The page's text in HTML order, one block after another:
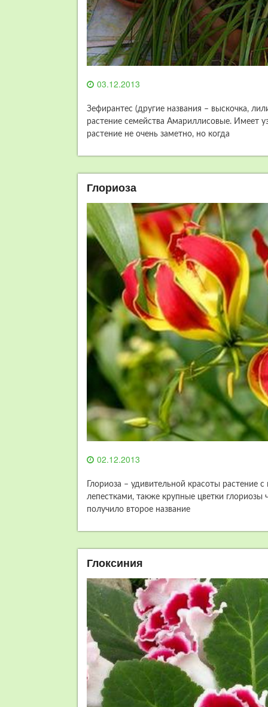
03.12.2013
Зефирантес (другие названия – выскочка,
растение семейства Амариллисовые. Имеет
растение не очень заметно, но когда
Глориоза
02.12.2013
Глориоза – удивительной красоты
лепестками, также крупные цветки глориозы
получило второе название
Глоксиния